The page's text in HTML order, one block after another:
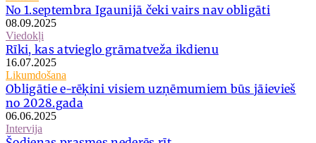
No 1.septembra Igaunijā čeki vairs nav obligāti
08.09.2025
Viedokļi
Rīki, kas atvieglo grāmatveža ikdienu
16.07.2025
Likumdošana
Obligātie e-rēķini visiem uzņēmumiem būs jāievieš
no 2028.gada
06.06.2025
Intervija